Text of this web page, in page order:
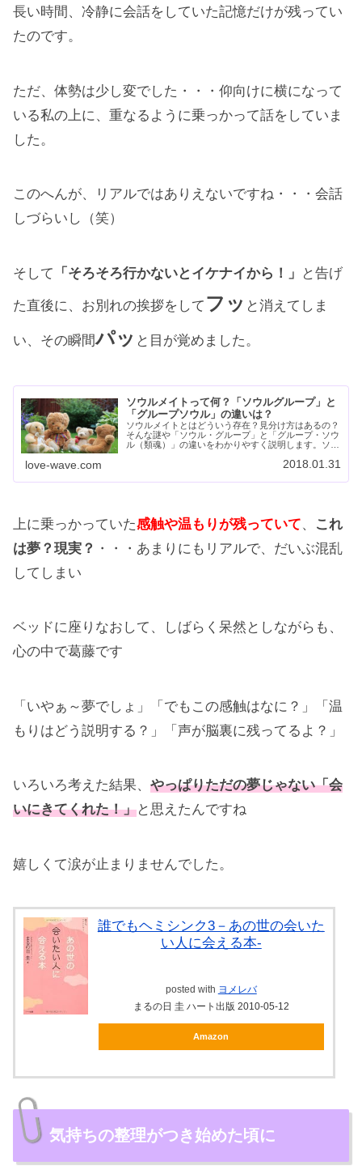
長い時間、冷静に会話をしていた記憶だけが残ってい
たのです。
ただ、体勢は少し変でした・・・仰向けに横になって
いる私の上に、重なるように乗っかって話をしていま
した。
このへんが、リアルではありえないですね・・・会話
しづらいし（笑）
そして 「そろそろ行かないとイケナイから！」 と告げ
た直後に、お別れの挨拶をして フッ と消えてしま
い、その瞬間パッ と目が覚めました。
ソウルメイトって何？「ソウルグループ」と
「グループソウル」の違いは？
ソウルメイトとはどういう存在？見分け方はあるの？
そんな謎や「ソウル・グループ」と「グループ・ソウ
ル（類魂）」の違いをわかりやすく説明します。ソウ
love-wave.com 2018.01.31
上に乗っかっていた感触や温もりが残っていて、
これ
は夢？現実？ ・・・あまりにもリアルで、だいぶ混乱
してしまい
ベッドに座りなおして、しばらく呆然としながらも、
心の中で葛藤です
「いやぁ～夢でしょ」「でもこの感触はなに？」「温
もりはどう説明する？」「声が脳裏に残ってるよ？」
いろいろ考えた結果、 やっぱりただの夢じゃない「会
いにきてくれた！」と思えたんですね
嬉しくて涙が止まりませんでした。
誰でもヘミシンク3－あの世の会いた
い人に会える本-
posted with ヨメレバ
まるの日 圭 ハート出版 2010-05-12
Amazon
気持ちの整理がつき始めた頃に